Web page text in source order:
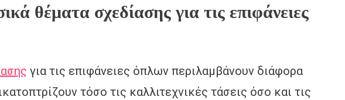
θέματα σχεδίασης για τις επιφάνειες
για τις επιφάνειες όπλων περιλαμβάνουν διάφορα
τόσο τις καλλιτεχνικές τάσεις όσο και τις